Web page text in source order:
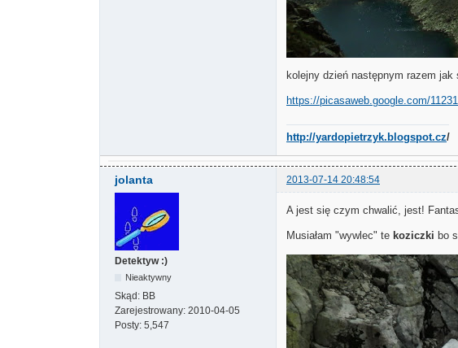
kolejny dzień następnym razem jak
https://picasaweb.google.com/
http://yardopietrzyk.blogspot.cz/
jolanta 2013-07-14 20:48:54
Detektyw :)
Nieaktywny
Skąd: BB
Zarejestrowany: 2010-04-05
Posty: 5,547
A jest się czym chwalić, jest!
Musiałam "wywlec" te koziczki bo